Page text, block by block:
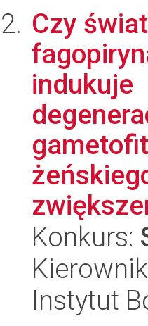
Czy
indukuje
Konkurs:
Instytut